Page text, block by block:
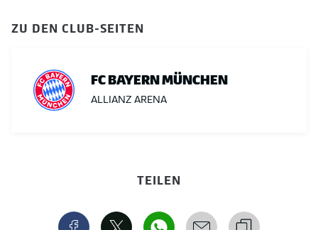
ZU DEN CLUB-SEITEN
FC BAYERN MÜNCHEN
ALLIANZ ARENA
TEILEN